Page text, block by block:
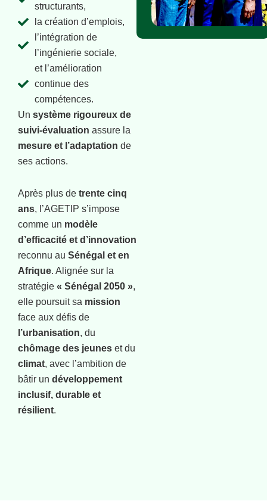
structurants,
la création d’emplois,
l’intégration de
l’ingénierie sociale,
et l’amélioration
continue des
compétences.
Un système rigoureux de
suivi-évaluation assure la
mesure et l’adaptation de
ses actions.
Après plus de trente cinq
ans, l’AGETIP s’impose
comme un modèle
d’efficacité et d’innovation
reconnu au Sénégal et en
Afrique. Alignée sur la
stratégie « Sénégal 2050 »,
elle poursuit sa mission
face aux défis de
l’urbanisation, du
chômage des jeunes et du
climat, avec l’ambition de
bâtir un développement
inclusif, durable et
résilient.